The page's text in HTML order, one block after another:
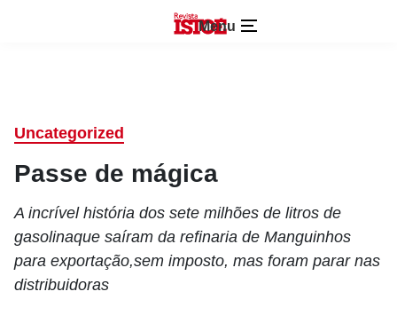
Menu
Uncategorized
Passe de mágica
A incrível história dos sete milhões de litros de
gasolinaque saíram da refinaria de Manguinhos
para exportação,sem imposto, mas foram parar nas
distribuidoras